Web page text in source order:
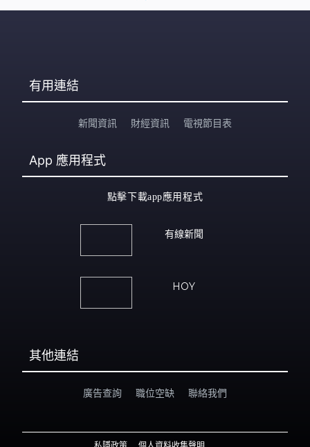
有用連結
新聞資訊 財經資訊 電視節目表
App 應用程式
點擊下載app應用程式
有線新聞
HOY
其他連結
廣告查詢 職位空缺 聯絡我們